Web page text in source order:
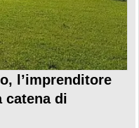
l’imprenditore
catena di